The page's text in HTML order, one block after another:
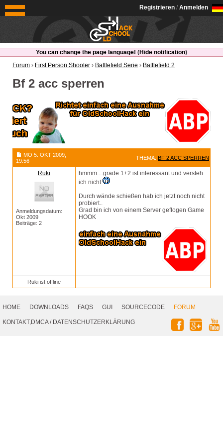
OldSchoolHack
Registrieren / Anmelden
You can change the page language! (Hide notification)
Forum › First Person Shooter › Battlefield Serie › Battlefield 2
Bf 2 acc sperren
MO 5. OKT 2009,
19:56
THEMA: BF 2 ACC SPERREN
Ruki
Anmeldungsdatum:
Okt 2009
Beiträge: 2
hmmm....grade 1+2 ist interessant und versteh
ich nicht
Durch wände schießen hab ich jetzt noch nicht
probiert..
Grad bin ich von einem Server geflogen Game
HOOK
Ruki ist offline
Navigation
HOME DOWNLOADS FAQS GUI SOURCECODE
FORUM
KONTAKT,DMCA/ DATENSCHUTZERKLÄRUNG